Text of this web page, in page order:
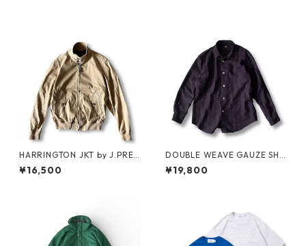
HARRINGTON JKT by J.PRES
S
¥16,500
DOUBLE WEAVE GAUZE SHI
RT by MIYAKE DESIGN STUDI
O
¥19,800